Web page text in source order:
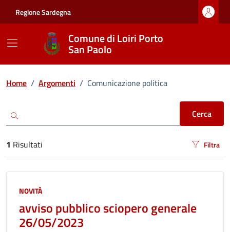
Regione Sardegna
Comune di Loiri Porto
San Paolo
Ricerca
Home / Argomenti / Comunicazione politica
Cerca
risultati di ricerca
1 Risultati Filtra
NOVITÀ
avviso pubblico sciopero generale
26/05/2023